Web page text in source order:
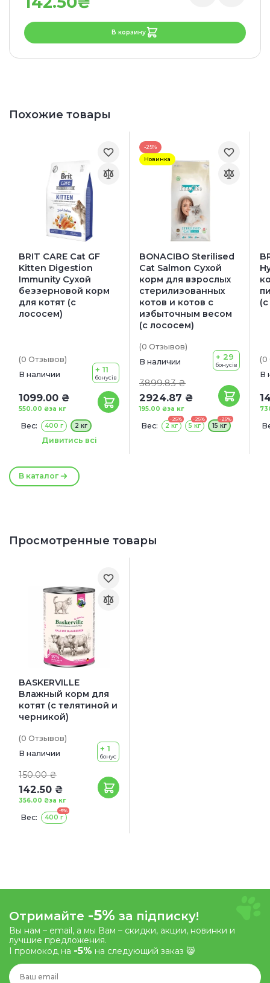
В корзину
Похожие товары
В каталог
BRIT CARE Cat GF
Kitten Digestion
Immunity Сухой
беззерновой корм
для котят (с
лососем)
(0 Отзывов)
В наличии
1099.00 ₴
за кг
550.00 ₴
+ 11
бонусів
Вес: 400 г 2 кг
Сроки годности:
Дивитись всі
-25%
Новинка
BONACIBO Sterilised
Cat Salmon Сухой
корм для взрослых
стерилизованных
котов и котов с
избыточным весом
(с лососем)
(0 Отзывов)
В наличии
3899.83 ₴
2924.87 ₴
за кг
195.00 ₴
+ 29
бонусів
Вес:
-25%
2 кг
-25%
5 кг
-25%
15 кг
(0
В
Просмотренные товары
BASKERVILLE
Влажный корм для
котят (с телятиной и
черникой)
(0 Отзывов)
В наличии
150.00 ₴
142.50 ₴
за кг
356.00 ₴
+ 1
бонус
Вес:
-5%
400 г
Отримайте -5% за підписку!
Вы нам – email, а мы Вам – скидки, акции, новинки и
лучшие предложения.
І промокод на -5% на следующий заказ 😸